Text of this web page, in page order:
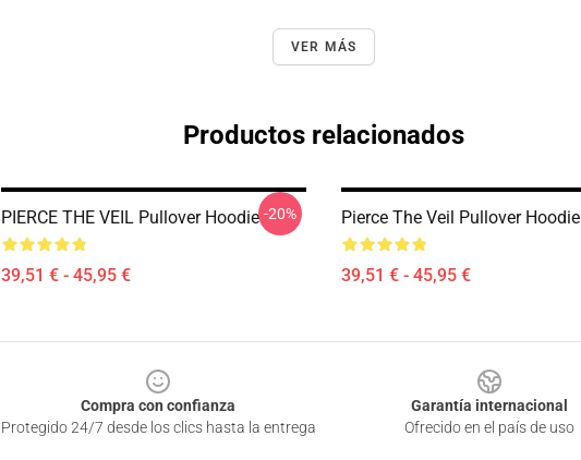
VER MÁS
Productos relacionados
PIERCE THE VEIL Pullover Hoodie
39,51 € - 45,95 €
-20% Pierce The Veil Pullover Hoodie
39,51 € - 45,95 €
Compra con confianza
Protegido 24/7 desde los clics hasta la entrega
Garantía internacional
Ofrecido en el país de uso